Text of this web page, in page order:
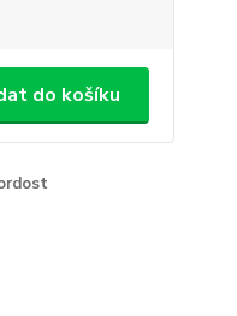
do košíku